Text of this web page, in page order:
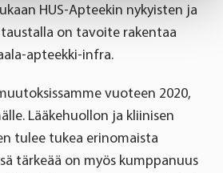
your personal data is processed
in thedetails section.
You may change your
at any time later.
HUS-Apteekin nykyisten ja
on tavoite rakentaa
apteekki-infra.
vuoteen 2020,
Lääkehuollon ja kliinisen
tulee tukea erinomaista
tärkeää on myös kumppanuus